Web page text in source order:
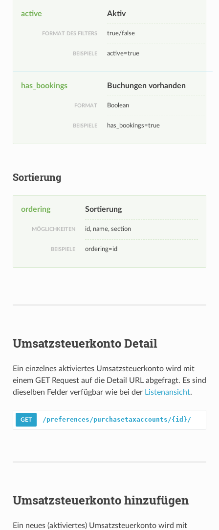
active Aktiv
FORMAT DES FILTERS true/false
BEISPIELE active=true
has_bookings Buchungen vorhanden
FORMAT Boolean
BEISPIELE has_bookings=true
Sortierung
ordering Sortierung
MÖGLICHKEITEN id, name, section
BEISPIELE ordering=id
Umsatzsteuerkonto Detail
Ein einzelnes aktiviertes Umsatzsteuerkonto wird mit
einem GET Request auf die Detail URL abgefragt. Es sind
dieselben Felder verfügbar wie bei der Listenansicht.
/preferences/purchasetaxaccounts/{id}/
Umsatzsteuerkonto hinzufügen
Ein neues (aktiviertes) Umsatzsteuerkonto wird mit